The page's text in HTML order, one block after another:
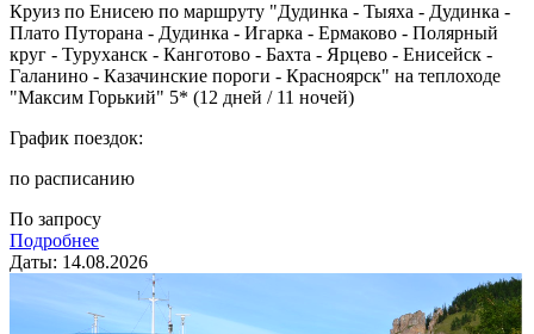
Круиз по Енисею по маршруту "Дудинка - Тыяха - Дудинка -
Плато Путорана - Дудинка - Игарка - Ермаково - Полярный
круг - Туруханск - Канготово - Бахта - Ярцево - Енисейск -
Галанино - Казачинские пороги - Красноярск" на теплоходе
"Максим Горький" 5* (12 дней / 11 ночей)
График поездок:
по расписанию
По запросу
Подробнее
Даты: 14.08.2026